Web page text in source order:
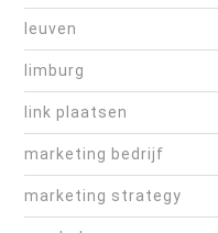
leuven
limburg
link plaatsen
marketing bedrijf
marketing strategy